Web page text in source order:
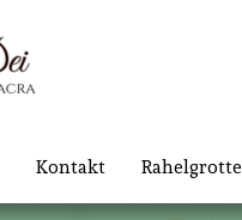
Kontakt Rahelgrotte